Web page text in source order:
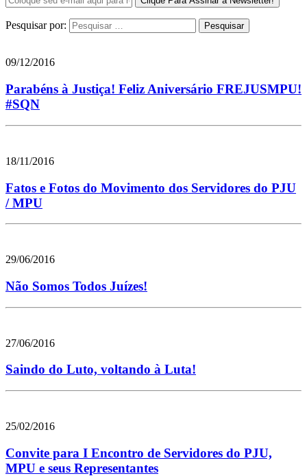
Pesquisar por:
09/12/2016
Parabéns à Justiça! Feliz Aniversário FREJUSMPU!
#SQN
18/11/2016
Fatos e Fotos do Movimento dos Servidores do PJU
/ MPU
29/06/2016
Não Somos Todos Juízes!
27/06/2016
Saindo do Luto, voltando à Luta!
25/02/2016
Convite para I Encontro de Servidores do PJU,
MPU e seus Representantes